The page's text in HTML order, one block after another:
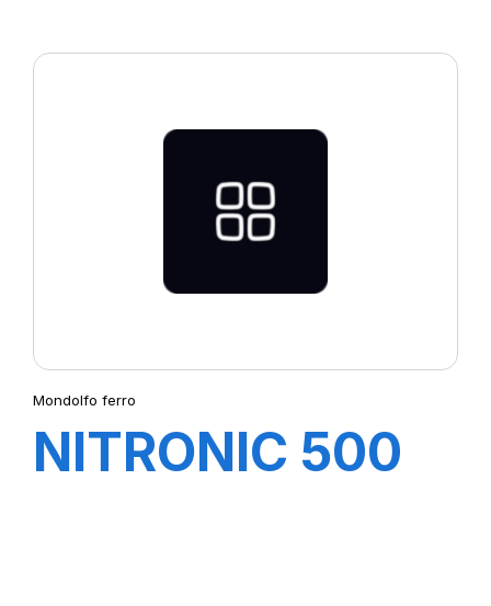
TITANIUM-
T2200T
Mondolfo ferro
NITRONIC 500